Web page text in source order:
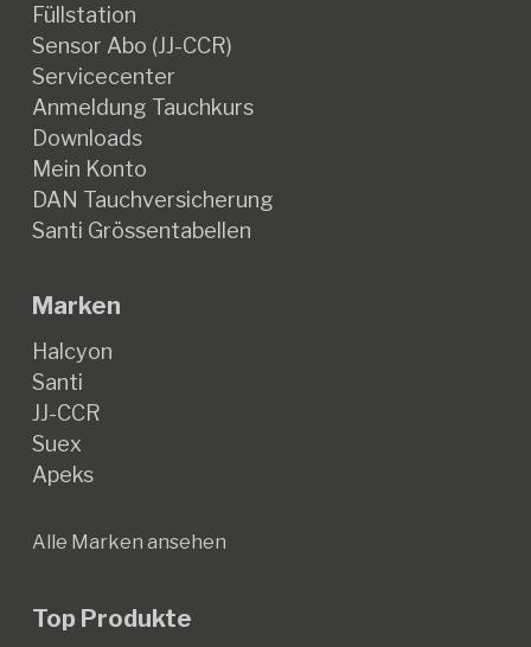
Füllstation
Sensor Abo (JJ-CCR)
Servicecenter
Anmeldung Tauchkurs
Downloads
Mein Konto
DAN Tauchversicherung
Santi Grössentabellen
Marken
Halcyon
Santi
JJ-CCR
Suex
Apeks
Alle Marken ansehen
Top Produkte